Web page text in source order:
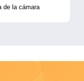
de la cámara